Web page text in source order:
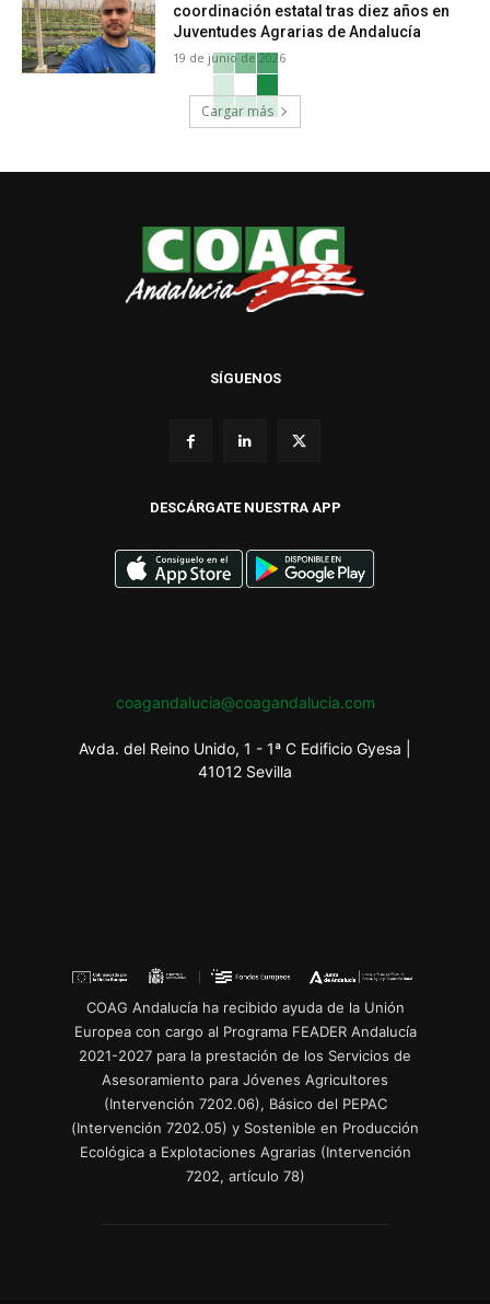
coordinación estatal tras diez años en
Juventudes Agrarias de Andalucía
19 de junio de 2026
Cargar más
SÍGUENOS
DESCÁRGATE NUESTRA APP
coagandalucia@coagandalucia.com
Avda. del Reino Unido, 1 - 1ª C Edificio Gyesa |
41012 Sevilla
COAG Andalucía ha recibido ayuda de la Unión
Europea con cargo al Programa FEADER Andalucía
2021-2027 para la prestación de los Servicios de
Asesoramiento para Jóvenes Agricultores
(Intervención 7202.06), Básico del PEPAC
(Intervención 7202.05) y Sostenible en Producción
Ecológica a Explotaciones Agrarias (Intervención
7202, artículo 78)